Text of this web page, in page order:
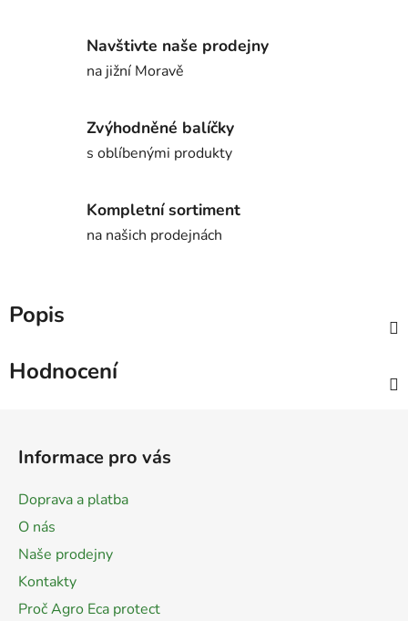
Navštivte naše prodejny
na jižní Moravě
Zvýhodněné balíčky
s oblíbenými produkty
Kompletní sortiment
na našich prodejnách
Popis
Hodnocení
Informace pro vás
Doprava a platba
O nás
Naše prodejny
Kontakty
Proč Agro Eca protect